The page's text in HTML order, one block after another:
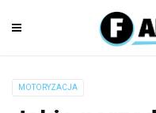
MOTORYZACJA